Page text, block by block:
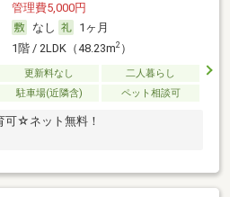
管理費5,000円
なし
1ヶ月
1階 / 2LDK（48.23m2）
更新料なし
二人暮らし
駐車場(近隣含) ペット相談可
可☆ネット無料！